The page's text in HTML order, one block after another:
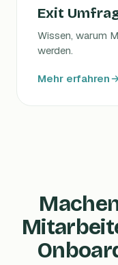
Exit
Wissen, warum
werden.
Mehr erfahren